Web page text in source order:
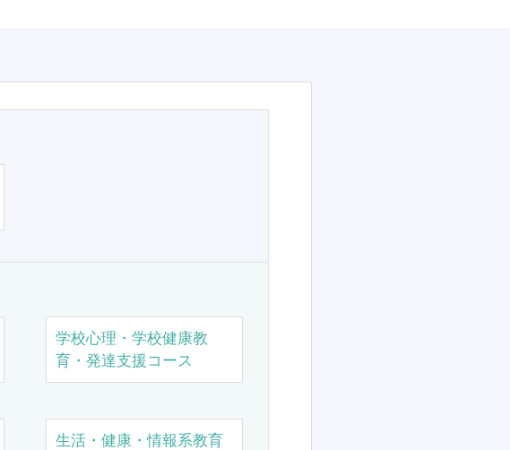
学校心理・学校健康教
育・発達支援コース
生活・健康・情報系教育